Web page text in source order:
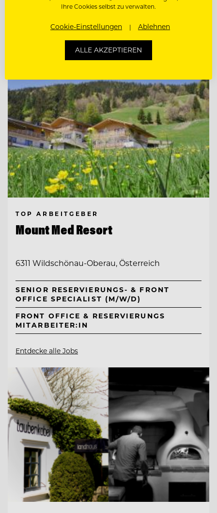
Entdecke alle Jobs
TOP ARBEITGEBER
Mount Med Resort
6311 Wildschönau-Oberau, Österreich
SENIOR RESERVIERUNGS- & FRONT
OFFICE SPECIALIST (M/W/D)
FRONT OFFICE & RESERVIERUNGS
MITARBEITER:IN
Entdecke alle Jobs
Ihre Cookies selbst zu verwalten.
Cookie-Einstellungen Ablehnen
ALLE AKZEPTIEREN